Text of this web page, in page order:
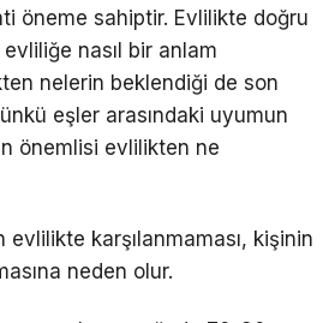
öneme sahiptir. Evlilikte doğru
nasıl bir anlam
nelerin beklendiği de son
eşler arasındaki uyumun
önemlisi evlilikten ne
karşılanmaması, kişinin
neden olur.